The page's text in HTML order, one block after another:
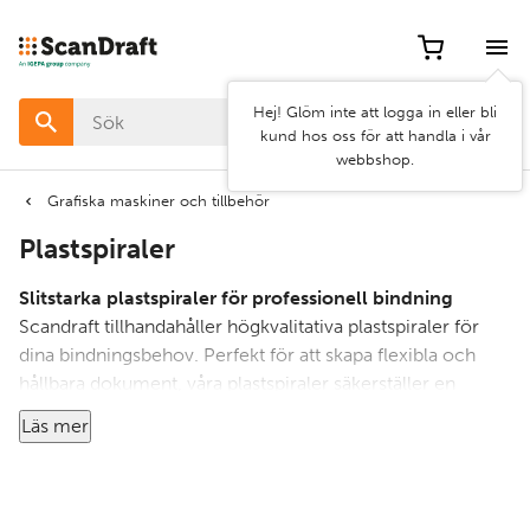
Hej! Glöm inte att logga in eller bli
kund hos oss för att handla i vår
webbshop.
Grafiska maskiner och tillbehör
Plastspiraler
Slitstarka plastspiraler för professionell bindning
Scandraft tillhandahåller högkvalitativa plastspiraler för
dina bindningsbehov. Perfekt för att skapa flexibla och
hållbara dokument, våra plastspiraler säkerställer en
professionell finish. Tillgängliga i olika storlekar och färger
för att passa alla projekt, de erbjuder en enkel och pålitlig
Läs mer
Filter
Artikel
Bredd
Rensa
Använd